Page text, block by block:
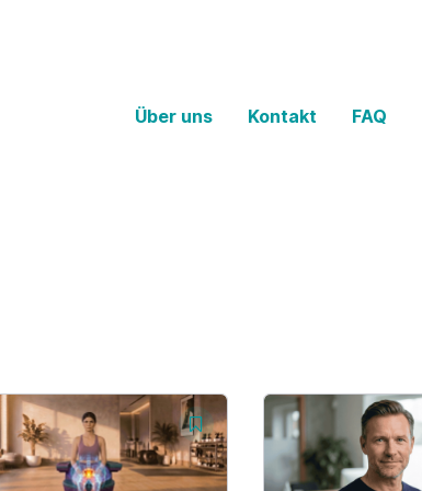
Über uns
Kontakt FAQ